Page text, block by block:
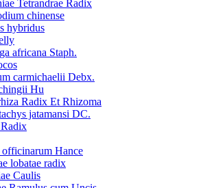
Tetrandrae Radix
chinense
hybridus
africana Staph.
carmichaelii Debx.
Hu
Radix Et Rhizoma
jatamansi DC.
Hance
lobatae radix
Caulis